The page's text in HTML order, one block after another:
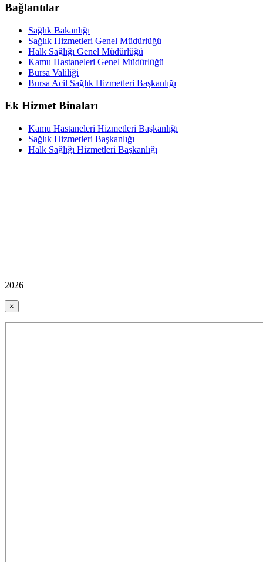
Bağlantılar
Sağlık Bakanlığı
Sağlık Hizmetleri Genel Müdürlüğü
Halk Sağlığı Genel Müdürlüğü
Kamu Hastaneleri Genel Müdürlüğü
Bursa Valiliği
Bursa Acil Sağlık Hizmetleri Başkanlığı
Ek Hizmet Binaları
Kamu Hastaneleri Hizmetleri Başkanlığı
Sağlık Hizmetleri Başkanlığı
Halk Sağlığı Hizmetleri Başkanlığı
2026
×